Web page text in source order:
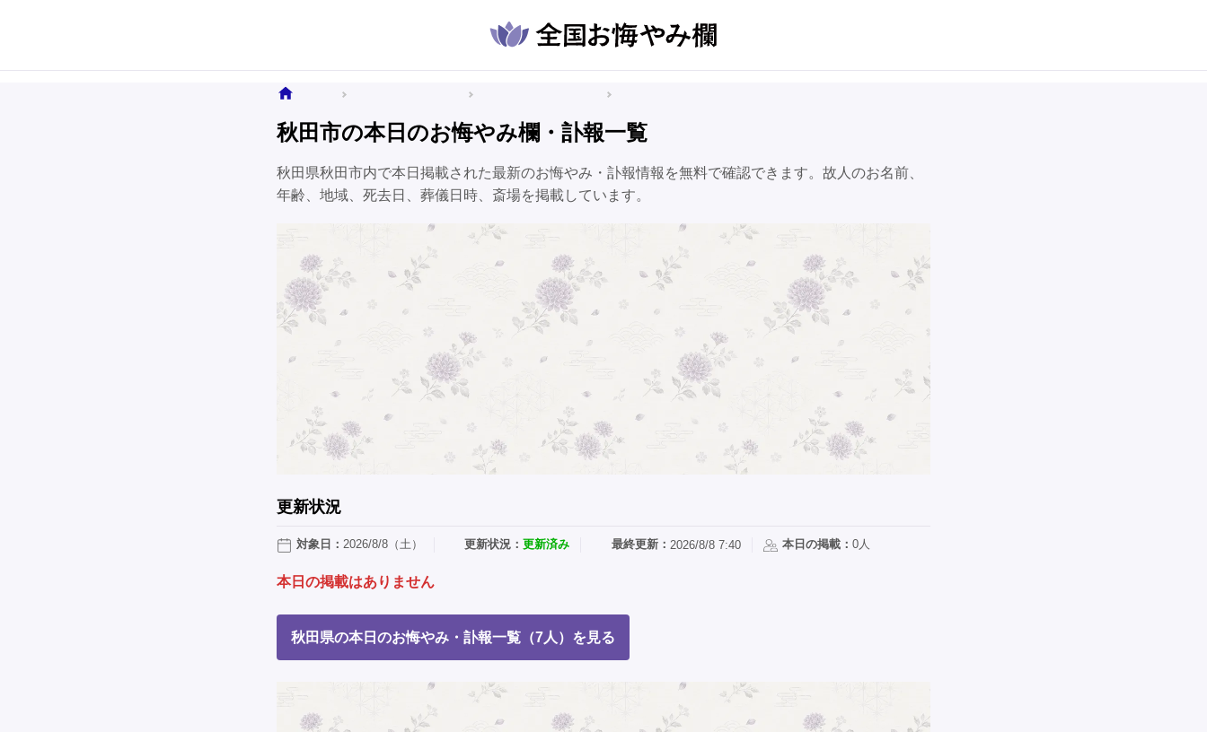
秋田市の本日のお悔やみ欄・訃報一覧
秋田県秋田市内で本日掲載された最新のお悔やみ・訃報情報を無料で確認できます。故人のお名前、
年齢、地域、死去日、葬儀日時、斎場を掲載しています。
更新状況
対象日： 2026/8/8（土） 更新状況：更新済み 最終更新： 2026/8/8 7:40 本日の掲載：0人
本日の掲載はありません
秋田県の本日のお悔やみ・訃報一覧（7人）を見る